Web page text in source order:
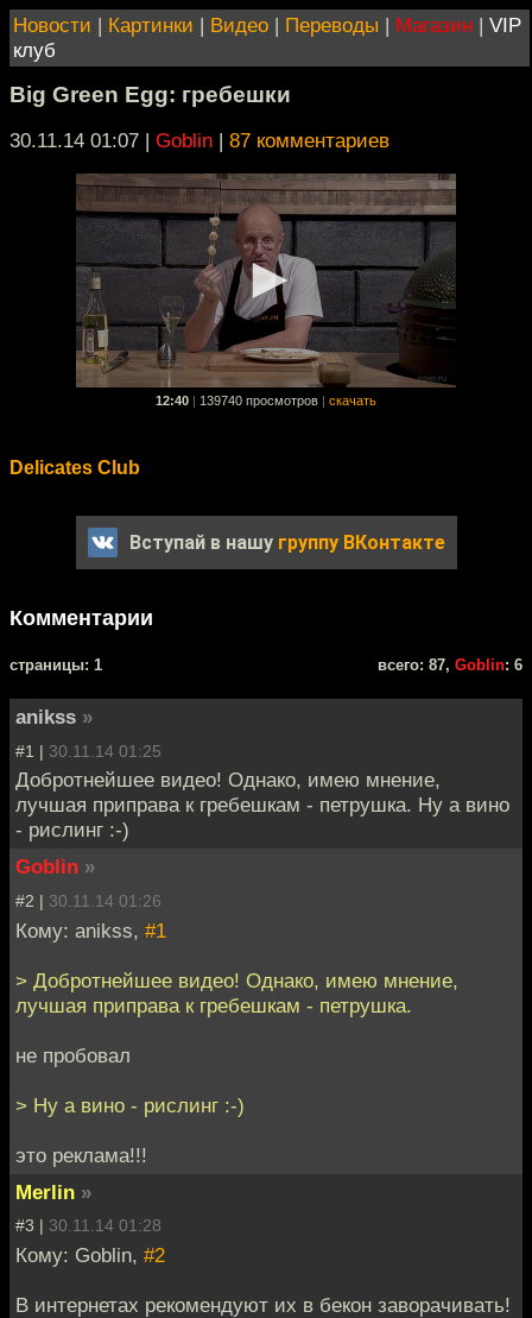
Новости | Картинки | Видео | Переводы | Магазин | VIP
клуб
Big Green Egg: гребешки
30.11.14 01:07 | Goblin | 87 комментариев
12:40 139740 просмотров скачать
Delicates Club
Вступай в нашу группу ВКонтакте
Комментарии
cтраницы: 1 всего: 87, Goblin: 6
anikss »
#1 | 30.11.14 01:25
Добротнейшее видео! Однако, имею мнение,
лучшая приправа к гребешкам - петрушка. Ну а вино
- рислинг :-)
Goblin »
#2 | 30.11.14 01:26
Кому: anikss, #1
> Добротнейшее видео! Однако, имею мнение,
лучшая приправа к гребешкам - петрушка.
не пробовал
> Ну а вино - рислинг :-)
это реклама!!!
Merlin »
#3 | 30.11.14 01:28
Кому: Goblin, #2
В интернетах рекомендуют их в бекон заворачивать!